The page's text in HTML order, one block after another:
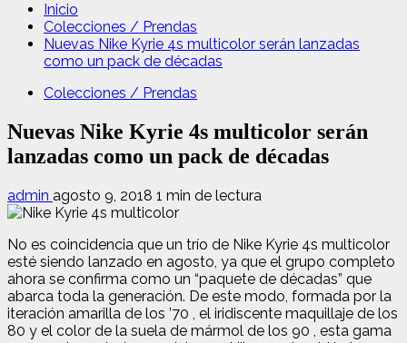
Inicio
Colecciones / Prendas
Nuevas Nike Kyrie 4s multicolor serán lanzadas
como un pack de décadas
Colecciones / Prendas
Nuevas Nike Kyrie 4s multicolor serán
lanzadas como un pack de décadas
admin agosto 9, 2018 1 min de lectura
No es coincidencia que un trío de Nike Kyrie 4s multicolor
esté siendo lanzado en agosto, ya que el grupo completo
ahora se confirma como un “paquete de décadas” que
abarca toda la generación. De este modo, formada por la
iteración amarilla de los ’70 , el iridiscente maquillaje de los
80 y el color de la suela de mármol de los 90 , esta gama